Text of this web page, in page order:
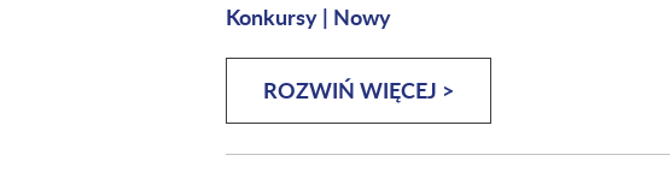
Konkursy| Nowy
ROZWIŃ WIĘCEJ >